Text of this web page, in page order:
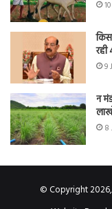
9
न
8
© Copyright